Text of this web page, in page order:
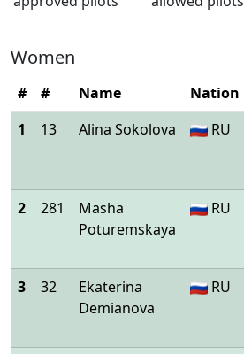
Women
# # Name Nation
1
13 Alina Sokolova RU
2
281
Masha
Poturemskaya
RU
3
32
Ekaterina
Demianova
RU